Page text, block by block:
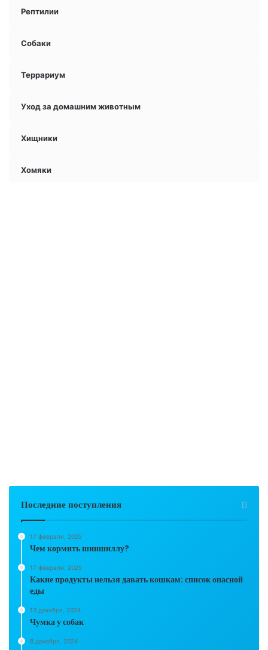
Рептилии
Собаки
Террариум
Уход за домашним животным
Хищники
Хомяки
Последние поступления
17 февраля, 2025
Чем кормить шиншиллу?
17 февраля, 2025
Какие продукты нельзя давать кошкам: список опасной
еды
13 декабря, 2024
Чумка у собак
8 декабря, 2024